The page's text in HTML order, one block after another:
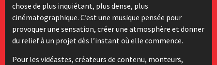
chose de plus inquiétant, plus dense, plus
cinématographique. C’est une musique pensée pour
provoquer une sensation, créer une atmosphère et donner
du relief à un projet dès l’instant où elle commence.
Pour les vidéastes, créateurs de contenu, monteurs,